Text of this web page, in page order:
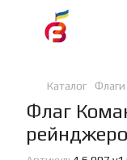
Каталог
Флаг